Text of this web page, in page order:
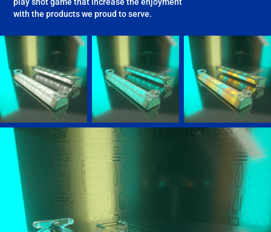
with the products we proud to serve.